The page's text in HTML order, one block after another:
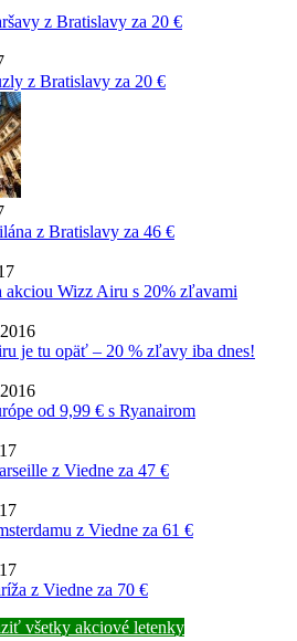
z Bratislavy za 20 €
z Bratislavy za 20 €
z Bratislavy za 46 €
akciou Wizz Airu s 20% zľavami
je tu opäť – 20 % zľavy iba dnes!
od 9,99 € s Ryanairom
z Viedne za 47 €
z Viedne za 61 €
z Viedne za 70 €
všetky akciové letenky